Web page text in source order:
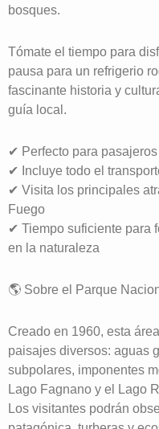
bosques.
Tómate el tiempo para
pausa para un refrigerio
fascinante historia y
guía local.
✔ Perfecto para
✔ Incluye todo el
✔ Visita los principales
Fuego
✔ Tiempo suficiente para
en la naturaleza
🌎 Sobre el Parque
Creado en 1960, esta
paisajes diversos: aguas
subpolares, imponentes
Lago Fagnano y el Lago
Los visitantes podrán